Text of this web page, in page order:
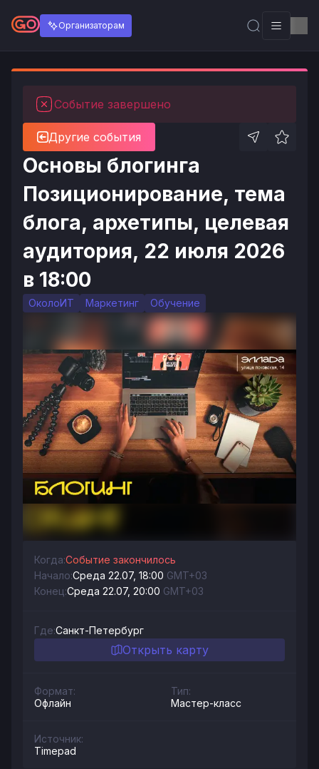
Организаторам
Событие завершено
Другие события
Основы блогинга
Позиционирование, тема
блога, архетипы, целевая
аудитория, 22 июля 2026
в 18:00
ОколоИТ Маркетинг Обучение
Когда:Событие закончилось
Начало:Среда 22.07, 18:00 GMT+03
Конец:Среда 22.07, 20:00 GMT+03
Где:Санкт-Петербург
Открыть карту
Формат:
Офлайн
Тип:
Мастер-класс
Источник:
Timepad